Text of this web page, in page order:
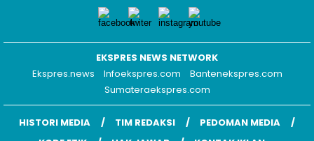
EKSPRES NEWS NETWORK
Ekspres.news
Infoekspres.com
Bantenekspres.com
Sumateraekspres.com
HISTORI MEDIA TIM REDAKSI
PEDOMAN MEDIA